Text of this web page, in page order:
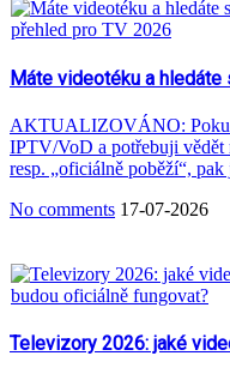
Máte videotéku a
AKTUALIZOVÁNO:
IPTV/VoD a potřebuji vědět
resp. „oficiálně poběží“, pak
No comments 17-07-2026
Televizory 2026: jaké